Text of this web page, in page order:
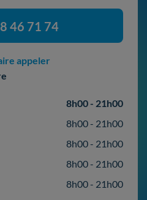
46 71 74
appeler
8h00 - 21h00
8h00 - 21h00
8h00 - 21h00
8h00 - 21h00
8h00 - 21h00